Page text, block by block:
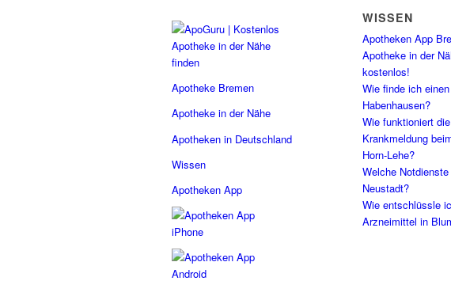
Apotheke Bremen
Apotheke in der Nähe
Apotheken in Deutschland
Wissen
Apotheken App
WISSEN
Apotheken App
Apotheke in der
kostenlos!
Wie finde ich
Habenhausen?
Wie funktioniert die
Krankmeldung
Horn-Lehe?
Welche
Neustadt?
Wie entschlüssle
Arzneimittel in